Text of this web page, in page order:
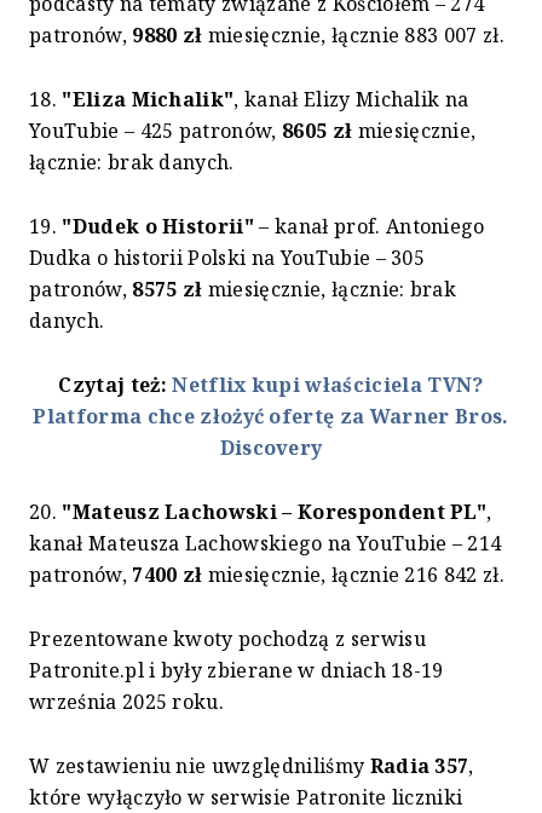
patronów, 9880 zł miesięcznie, łącznie 883 007 zł.
18. "Eliza Michalik", kanał Elizy Michalik na
YouTubie – 425 patronów, 8605 zł miesięcznie,
łącznie: brak danych.
19. "Dudek o Historii" – kanał prof. Antoniego
Dudka o historii Polski na YouTubie – 305
patronów, 8575 zł miesięcznie, łącznie: brak
danych.
Czytaj też:Netflix kupi właściciela TVN?
Platforma chce złożyć ofertę za Warner Bros.
Discovery
20. "Mateusz Lachowski – Korespondent PL",
kanał Mateusza Lachowskiego na YouTubie – 214
patronów, 7400 zł miesięcznie, łącznie 216 842 zł.
Prezentowane kwoty pochodzą z serwisu
Patronite.pl i były zbierane w dniach 18-19
września 2025 roku.
W zestawieniu nie uwzględniliśmy Radia 357,
które wyłączyło w serwisie Patronite liczniki